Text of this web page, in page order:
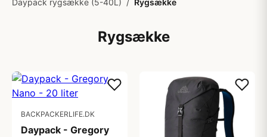
Daypack rygsække (5-40L) / Rygsække
Rygsække
BACKPACKERLIFE.DK
Daypack - Gregory